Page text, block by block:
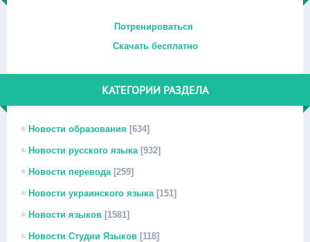
Потренироваться
Скачать бесплатно
КАТЕГОРИИ РАЗДЕЛА
Новости образования [634]
Новости русского языка [932]
Новости перевода [259]
Новости украинского языка [151]
Новости языков [1581]
Новости Студии Языков [118]